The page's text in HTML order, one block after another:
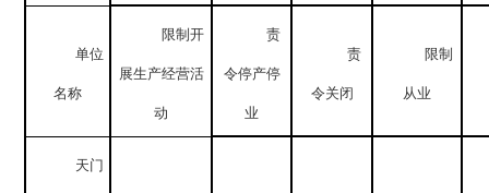
单位
名称
限制开
展生产经营活
动
责
令停产停
业
责
令关闭
限制
从业
天门